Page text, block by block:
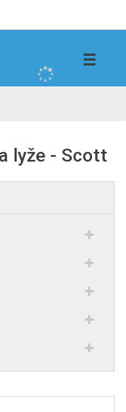
☰
lyže - Scott